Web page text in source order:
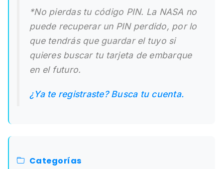
*No pierdas tu código PIN. La NASA no
puede recuperar un PIN perdido, por lo
que tendrás que guardar el tuyo si
quieres buscar tu tarjeta de embarque
en el futuro.
¿Ya te registraste? Busca tu cuenta.
Categorías